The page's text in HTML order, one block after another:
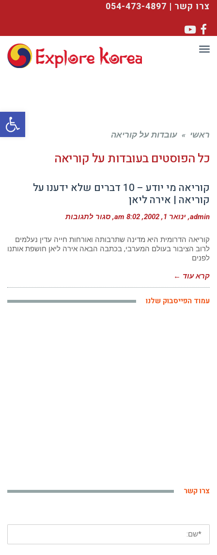
פתח
צרו קשר | 054-473-4897
Facebook
YouTube
תפריט
ראשי » עובדות על קוריאה
כל הפוסטים בעובדות על קוריאה
קוריאה מי יודע – 10 דברים שלא ידענו על
קוריאה | אירה ליאן
admin ינואר 1, 2002 8:02 am סגור לתגובותעל
יודע
–
10
קוריאה
אירה
קוריאה הדרומית היא מדינה שתרבותה ואורחות חייה עדין נעלמים
לרוב הציבור בעולם המערבי, בכתבה הבאה אירה ליאן חושפת אותנו
לפנים
קרא עוד ←
עמוד הפייסבוק שלנו
צרו קשר